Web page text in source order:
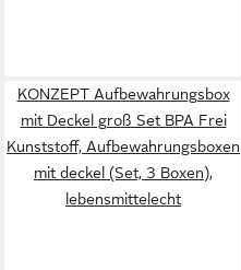
KONZEPT Aufbewahrungsbox
mit Deckel groß Set BPA Frei
Kunststoff, Aufbewahrungsboxen
mit deckel (Set, 3 Boxen),
lebensmittelecht